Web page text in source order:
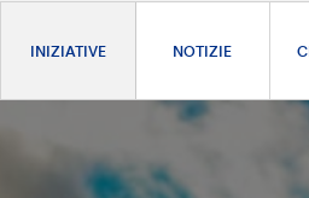
INIZIATIVE NOTIZIE